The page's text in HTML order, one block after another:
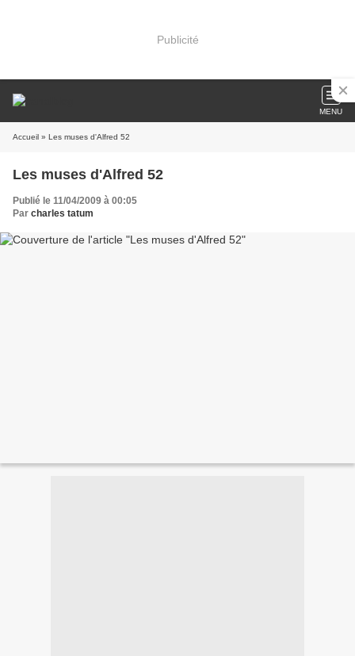
Publicité
MENU
Accueil » Les muses d'Alfred 52
Les muses d'Alfred 52
Publié le 11/04/2009 à 00:05
Par charles tatum